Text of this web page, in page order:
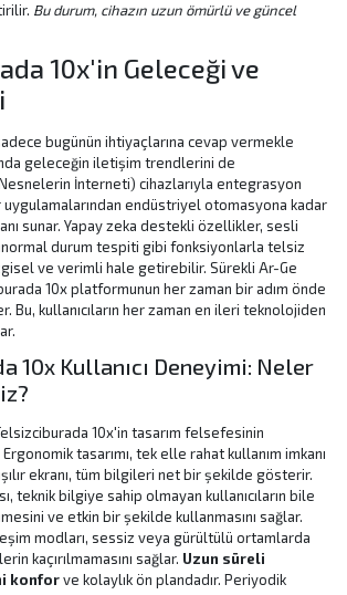
Bu durum, cihazın uzun ömürlü ve güncel
10x'in Geleceği ve
bugünün ihtiyaçlarına cevap vermekle
geleceğin iletişim trendlerini de
İnterneti) cihazlarıyla entegrasyon
uygulamalarından endüstriyel otomasyona kadar
sunar. Yapay zeka destekli özellikler, sesli
durum tespiti gibi fonksiyonlarla telsiz
ve verimli hale getirebilir. Sürekli Ar-Ge
10x platformunun her zaman bir adım önde
Bu, kullanıcıların her zaman en ileri teknolojiden
10x Kullanıcı Deneyimi: Neler
10x'in tasarım felsefesinin
tasarımı, tek elle rahat kullanım imkanı
ekranı, tüm bilgileri net bir şekilde gösterir.
teknik bilgiye sahip olmayan kullanıcıların bile
ve etkin bir şekilde kullanmasını sağlar.
modları, sessiz veya gürültülü ortamlarda
kaçırılmamasını sağlar. Uzun süreli
konforve kolaylık ön plandadır. Periyodik